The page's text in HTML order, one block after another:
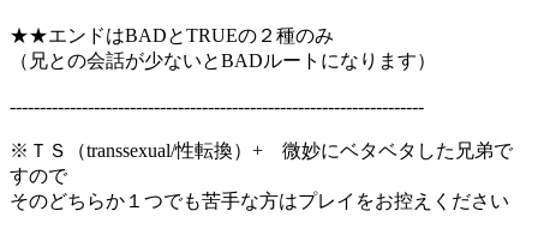
★★エンドはBADとTRUEの２種のみ
（兄との会話が少ないとBADルートになります）
---------------------------------------------------------------------
※ＴＳ（transsexual/性転換）+ 微妙にベタベタした兄弟で
すので
そのどちらか１つでも苦手な方はプレイをお控えください